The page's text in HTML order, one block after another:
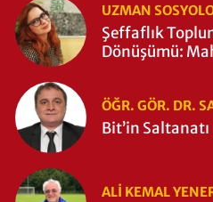
UZMAN
Şeffaflık
Dönüşümü:
ÖĞR. GÖR. DR.
Bit’in Saltanatı
ALI KEMAL